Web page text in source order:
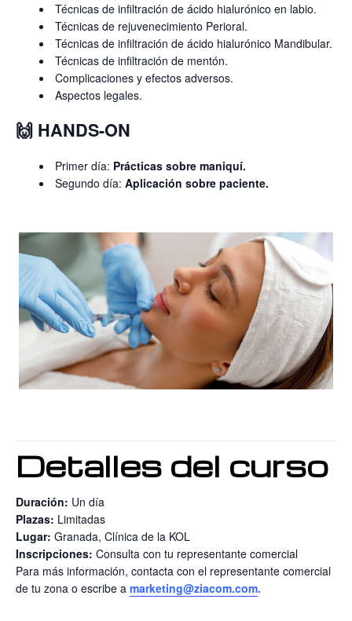
Técnicas de infiltración de ácido hialurónico en labio.
Técnicas de rejuvenecimiento Perioral.
Técnicas de infiltración de ácido hialurónico Mandibular.
Técnicas de infiltración de mentón.
Complicaciones y efectos adversos.
Aspectos legales.
🙌 HANDS-ON
Primer día: Prácticas sobre maniquí.
Segundo día: Aplicación sobre paciente.
Detalles del curso
Duración: Un día
Plazas: Limitadas
Lugar: Granada, Clínica de la KOL
Inscripciones: Consulta con tu representante comercial
Para más información, contacta con el representante comercial
de tu zona o escribe a marketing@ziacom.com.